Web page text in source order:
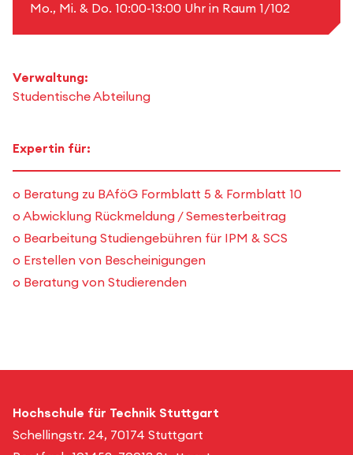
Verwaltung:
Studentische Abteilung
Mo., Mi. & Do. 10:00-13:00 Uhr in Raum 1/102
Expertin für:
o Beratung zu BAföG Formblatt 5 & Formblatt 10
o Abwicklung Rückmeldung / Semesterbeitrag
o Bearbeitung Studiengebühren für IPM & SCS
o Erstellen von Bescheinigungen
o Beratung von Studierenden
Hochschule für Technik Stuttgart
Schellingstr. 24, 70174 Stuttgart